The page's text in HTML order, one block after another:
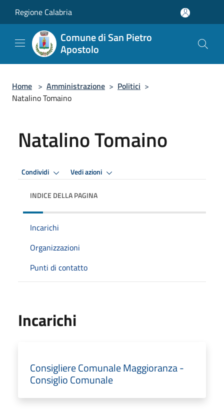
Regione Calabria
Comune di San Pietro
Apostolo
Home > Amministrazione > Politici >
Natalino Tomaino
Natalino Tomaino
Condividi Vedi azioni
INDICE DELLA PAGINA
Incarichi
Organizzazioni
Punti di contatto
Incarichi
Consigliere Comunale Maggioranza -
Consiglio Comunale